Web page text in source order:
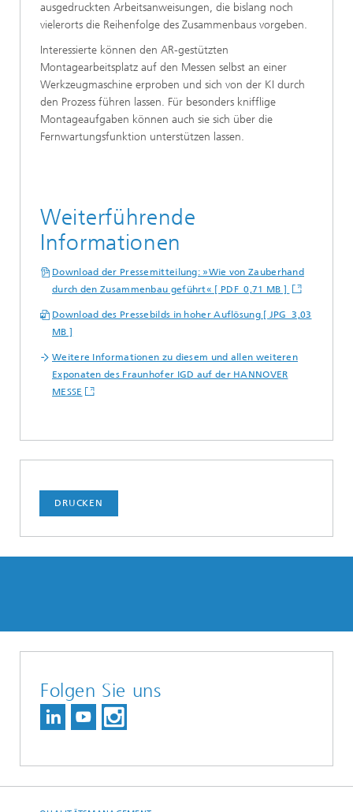
ausgedruckten Arbeitsanweisungen, die bislang noch
vielerorts die Reihenfolge des Zusammenbaus vorgeben.
Interessierte können den AR-gestützten
Montagearbeitsplatz auf den Messen selbst an einer
Werkzeugmaschine erproben und sich von der KI durch
den Prozess führen lassen. Für besonders knifflige
Montageaufgaben können auch sie sich über die
Fernwartungsfunktion unterstützen lassen.
Weiterführende
Informationen
Download der Pressemitteilung: »Wie von Zauberhand
durch den Zusammenbau geführt« [ PDF 0,71 MB ]
Download des Pressebilds in hoher Auflösung [ JPG 3,03
MB ]
Weitere Informationen zu diesem und allen weiteren
Exponaten des Fraunhofer IGD auf der HANNOVER
MESSE
DRUCKEN
Folgen Sie uns